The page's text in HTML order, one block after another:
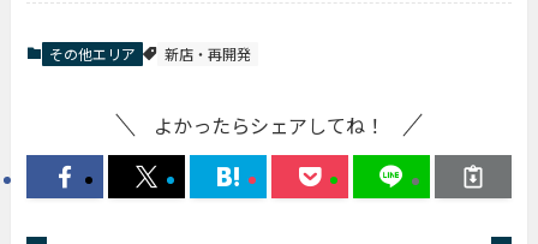
その他エリア 新店・再開発
よかったらシェアしてね！